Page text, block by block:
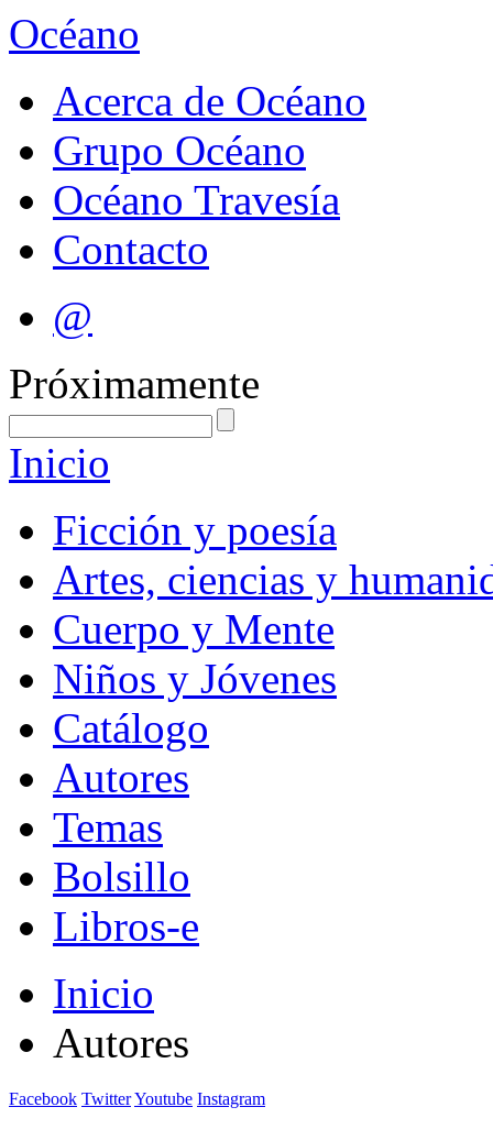
Océano
Acerca de Océano
Grupo Océano
Océano Travesía
Contacto
@
Próximamente
Inicio
Ficción y poesía
Artes, ciencias y
Cuerpo y Mente
Niños y Jóvenes
Catálogo
Autores
Temas
Bolsillo
Libros-e
Inicio
Autores
Facebook TwitterYoutube Instagram